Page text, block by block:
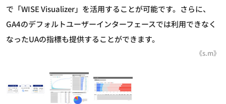
で「WISE Visualizer」を活用することが可能です。さらに、
GA4のデフォルトユーザーインターフェースでは利用できなく
なったUAの指標も提供することができます。
《s.m》